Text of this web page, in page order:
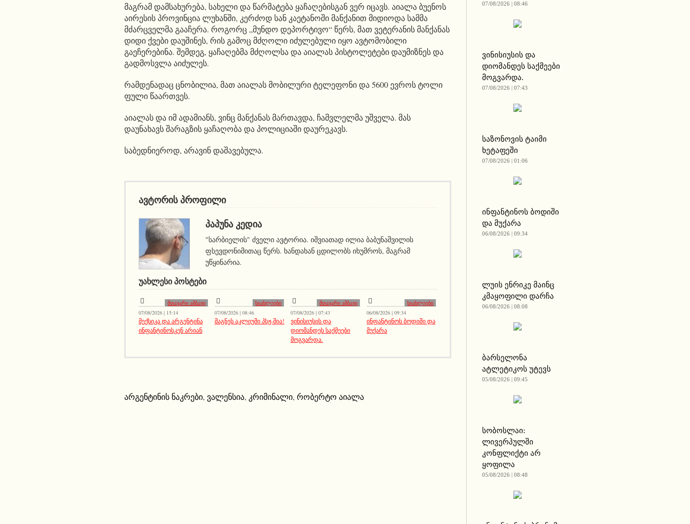
მაგრამ დამსახურება, სახელი და წარმატება ყაჩაღებისგან ვერ იცავს. აიალა ბუენოს
აირესის პროვინცია ლუხანში, კერძოდ სან კაეტანოში მანქანით მიდიოდა სამმა
მძარცველმა გააჩერა. როგორც „მუნდო დეპორტივო“ წერს, მათ ვეტერანის მანქანას
დიდი ქვები დაუშინეს, რის გამოც მძღოლი იძულებული იყო ავტომობილი
გაეჩერებინა. შემდეგ, ყაჩაღებმა მძღოლსა და აიალას პისტოლეტები დაუმიზნეს და
გადმოსვლა აიძულეს.
რამდენადაც ცნობილია, მათ აიალას მობილური ტელეფონი და 5600 ევროს ტოლი
ფული წაართვეს.
აიალას და იმ ადამიანს, ვინც მანქანას მართავდა, ჩამვლელმა უშველა. მას
დაუნახავს შარაგზის ყაჩაღობა და პოლიციაში დაურეკავს.
საბედნიეროდ, არავინ დაშავებულა.
ავტორის პროფილი
ᲞᲐᲞᲣᲜᲐ ᲙᲔᲓᲘᲐ
"სარბიელის" ძველი ავტორია. იშვიათად ილია ბაბუნაშვილის
ფსევდონიმითაც წერს. ხანდახან ცდილობს იხუმროს, მაგრამ
უწყინარია.
ᲣᲐᲮᲚᲔᲡᲘ ᲞᲝᲡᲢᲔᲑᲘ
მთავარი ამბავი
07/08/2026 | 15:14
მექსიკა და არგენტინა
ინფანტინოსკენ არიან
სიახლეები
07/08/2026 | 08:46
მაგნეს აკლიუში პსჟ-შია!
მთავარი ამბავი
07/08/2026 | 07:43
ვინისიუსის და
დიომანდეს საქმეები
მოგვარდა.
სიახლეები
06/08/2026 | 09:34
ინფანტინოს ბოდიში და
მუქარა
არგენტინის ნაკრები, ვალენსია, კრიმინალი, რობერტო აიალა
07/08/2026 | 08:46
ვინისიუსის და
დიომანდეს საქმეები
მოგვარდა.
07/08/2026 | 07:43
საზონოვის ტაიმი
ხეტაფეში
07/08/2026 | 01:06
ინფანტინოს ბოდიში
და მუქარა
06/08/2026 | 09:34
ლუის ენრიკე მაინც
კმაყოფილი დარჩა
06/08/2026 | 08:08
ბარსელონა
ატლეტიკოს უტევს
05/08/2026 | 09:45
სობოსლაი:
ლივერპულში
კონფლიქტი არ
ყოფილა
05/08/2026 | 08:48